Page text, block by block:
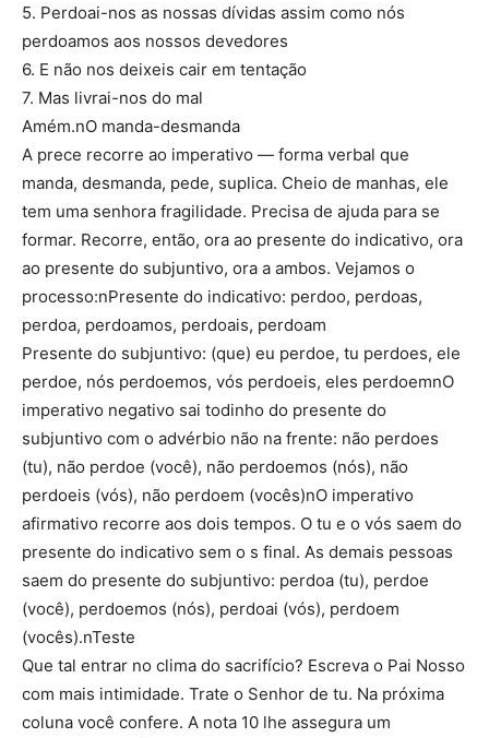
5. Perdoai-nos as nossas dívidas assim como nós
perdoamos aos nossos devedores
6. E não nos deixeis cair em tentação
7. Mas livrai-nos do mal
Amém.nO manda-desmanda
A prece recorre ao imperativo — forma verbal que
manda, desmanda, pede, suplica. Cheio de manhas, ele
tem uma senhora fragilidade. Precisa de ajuda para se
formar. Recorre, então, ora ao presente do indicativo, ora
ao presente do subjuntivo, ora a ambos. Vejamos o
processo:nPresente do indicativo: perdoo, perdoas,
perdoa, perdoamos, perdoais, perdoam
Presente do subjuntivo: (que) eu perdoe, tu perdoes, ele
perdoe, nós perdoemos, vós perdoeis, eles perdoemnO
imperativo negativo sai todinho do presente do
subjuntivo com o advérbio não na frente: não perdoes
(tu), não perdoe (você), não perdoemos (nós), não
perdoeis (vós), não perdoem (vocês)nO imperativo
afirmativo recorre aos dois tempos. O tu e o vós saem do
presente do indicativo sem o s final. As demais pessoas
saem do presente do subjuntivo: perdoa (tu), perdoe
(você), perdoemos (nós), perdoai (vós), perdoem
(vocês).nTeste
Que tal entrar no clima do sacrifício? Escreva o Pai Nosso
com mais intimidade. Trate o Senhor de tu. Na próxima
coluna você confere. A nota 10 lhe assegura um